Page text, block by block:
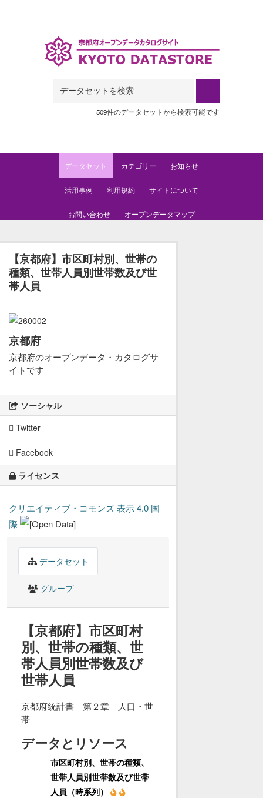
509件のデータセットから検索可能です
データセット カテゴリー お知らせ
活用事例 利用規約 サイトについて
お問い合わせ オープンデータマップ
【京都府】市区町村別、世帯の
種類、世帯人員別世帯数及び世
帯人員
京都府
京都府のオープンデータ・カタログサ
イトです
ソーシャル
Twitter
Facebook
ライセンス
クリエイティブ・コモンズ 表示 4.0 国
際
データセット
グループ
【京都府】市区町村
別、世帯の種類、世
帯人員別世帯数及び
世帯人員
京都府統計書 第２章 人口・世
帯
データとリソース
市区町村別、世帯の種類、
世帯人員別世帯数及び世帯
人員（時系列）